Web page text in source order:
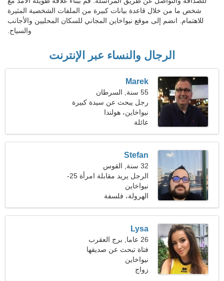
شخص ما من خلال قاعدة بيانات كبيرة من الملفات الشخصية المثيرة
للاهتمام. انضم إلى موقع نيواخاين المجاني للسكان المحليين والأجانب
والسياح.
الرجال والنساء عبر الإنترنت
Marek
55 سنة, السرطان
رجل يبحث عن سيدة كبيرة
نيواخاين، هولندا
عائلة
Stefan
32 سنة, القوس
الرجل يريد مقابلة امرأة 25-
29
نيواخاين
الهرولة، فلسفة
Lysa
26 عاما, برج العقرب
فتاة تبحث عن صديقها
نيواخاين
زواج